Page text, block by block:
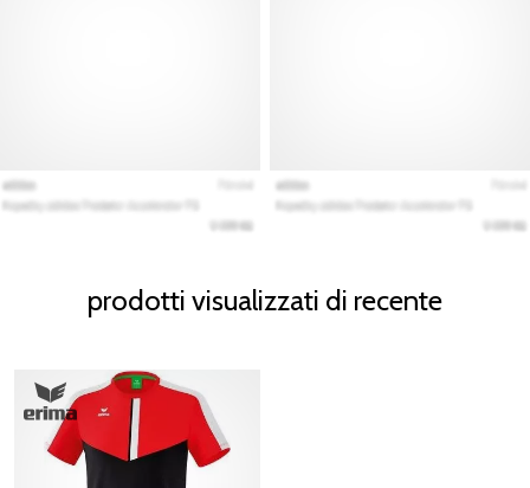
prodotti visualizzati di recente